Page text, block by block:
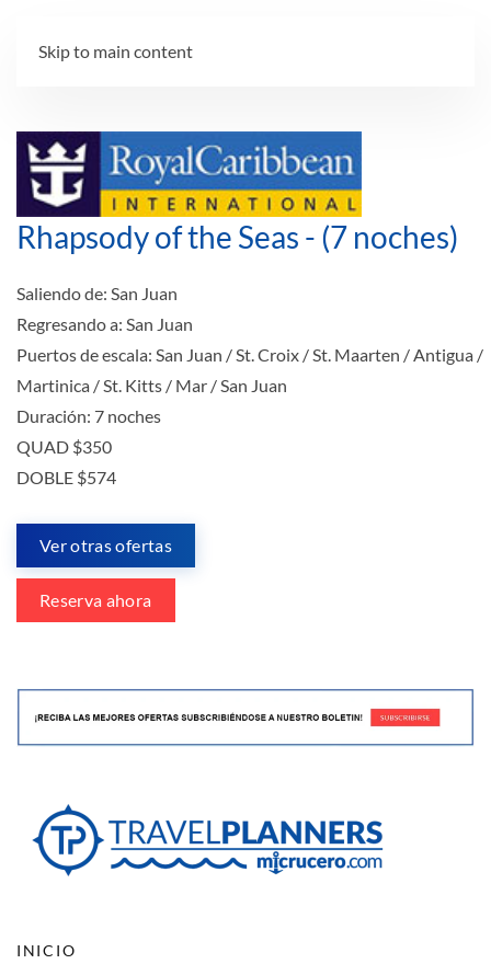
Skip to main content
Rhapsody of the Seas - (7 noches)
Saliendo de: San Juan
Regresando a: San Juan
Puertos de escala: San Juan / St. Croix / St. Maarten / Antigua /
Martinica / St. Kitts / Mar / San Juan
Duración: 7 noches
QUAD $350
DOBLE $574
Ver otras ofertas
Reserva ahora
INICIO